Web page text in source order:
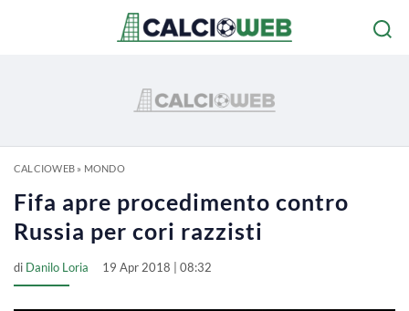
CALCIOWEB» MONDO
Fifa apre procedimento contro
Russia per cori razzisti
di Danilo Loria 19 Apr 2018 | 08:32